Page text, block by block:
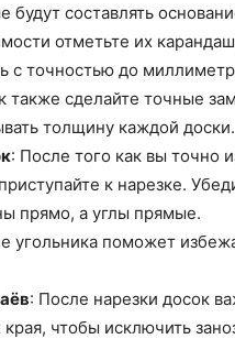
будут составлять
отметьте их
с точностью до
также сделайте точные
толщину каждой доски.
: После того как вы точно
к нарезке.
прямо, а углы прямые.
угольника поможет
: После нарезки досок
края, чтобы исключить